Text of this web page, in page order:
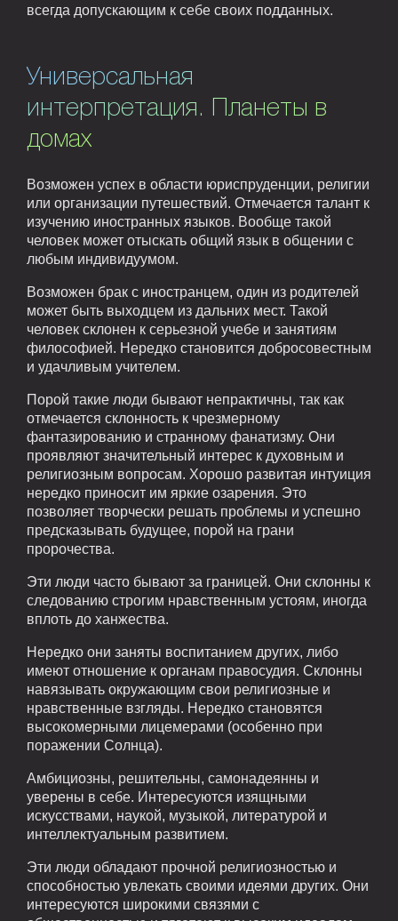
всегда допускающим к себе своих подданных.
Универсальная
интерпретация. Планеты в
домах
Возможен успех в области юриспруденции, религии
или организации путешествий. Отмечается талант к
изучению иностранных языков. Вообще такой
человек может отыскать общий язык в общении с
любым индивидуумом.
Возможен брак с иностранцем, один из родителей
может быть выходцем из дальних мест. Такой
человек склонен к серьезной учебе и занятиям
философией. Нередко становится добросовестным
и удачливым учителем.
Порой такие люди бывают непрактичны, так как
отмечается склонность к чрезмерному
фантазированию и странному фанатизму. Они
проявляют значительный интерес к духовным и
религиозным вопросам. Хорошо развитая интуиция
нередко приносит им яркие озарения. Это
позволяет творчески решать проблемы и успешно
предсказывать будущее, порой на грани
пророчества.
Эти люди часто бывают за границей. Они склонны к
следованию строгим нравственным устоям, иногда
вплоть до ханжества.
Нередко они заняты воспитанием других, либо
имеют отношение к органам правосудия. Склонны
навязывать окружающим свои религиозные и
нравственные взгляды. Нередко становятся
высокомерными лицемерами (особенно при
поражении Солнца).
Амбициозны, решительны, самонадеянны и
уверены в себе. Интересуются изящными
искусствами, наукой, музыкой, литературой и
интеллектуальным развитием.
Эти люди обладают прочной религиозностью и
способностью увлекать своими идеями других. Они
интересуются широкими связями с